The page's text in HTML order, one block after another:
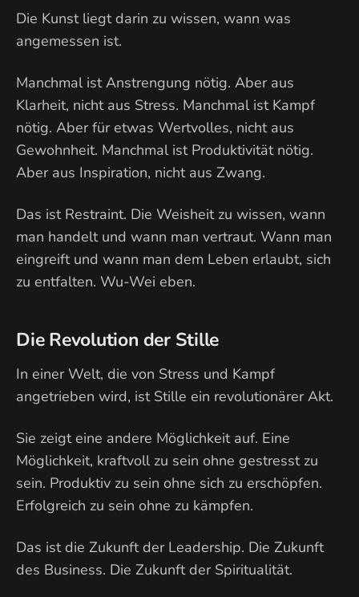
Die Kunst liegt darin zu wissen, wann was
angemessen ist.
Manchmal ist Anstrengung nötig. Aber aus
Klarheit, nicht aus Stress. Manchmal ist Kampf
nötig. Aber für etwas Wertvolles, nicht aus
Gewohnheit. Manchmal ist Produktivität nötig.
Aber aus Inspiration, nicht aus Zwang.
Das ist Restraint. Die Weisheit zu wissen, wann
man handelt und wann man vertraut. Wann man
eingreift und wann man dem Leben erlaubt, sich
zu entfalten. Wu-Wei eben.
Die Revolution der Stille
In einer Welt, die von Stress und Kampf
angetrieben wird, ist Stille ein revolutionärer Akt.
Sie zeigt eine andere Möglichkeit auf. Eine
Möglichkeit, kraftvoll zu sein ohne gestresst zu
sein. Produktiv zu sein ohne sich zu erschöpfen.
Erfolgreich zu sein ohne zu kämpfen.
Das ist die Zukunft der Leadership. Die Zukunft
des Business. Die Zukunft der Spiritualität.